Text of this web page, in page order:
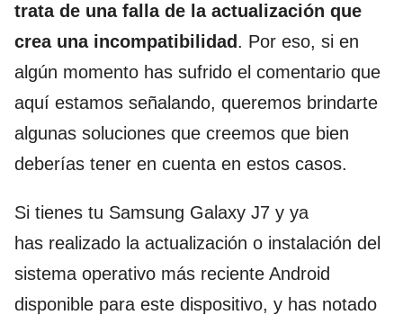
trata de una falla de la actualización que
crea una incompatibilidad . Por eso, si en
algún momento has sufrido el comentario que
aquí estamos señalando, queremos brindarte
algunas soluciones que creemos que bien
deberías tener en cuenta en estos casos.
Si tienes tu Samsung Galaxy J7 y ya
has realizado la actualización o instalación del
sistema operativo más reciente Android
disponible para este dispositivo, y has notado